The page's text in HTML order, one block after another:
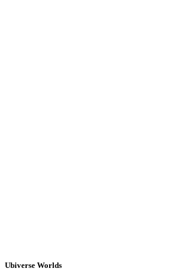
Ubiverse Worlds